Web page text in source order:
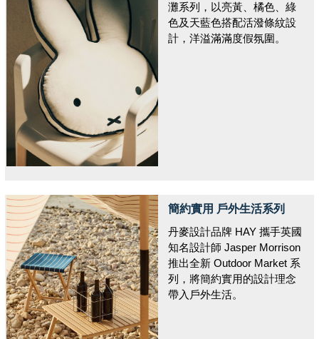
灘系列，以亮黃、橘色、綠
色及天藍色搭配活潑條紋設
計，洋溢滿滿度假氛圍。
簡約實用 戶外生活系列
丹麥設計品牌 HAY 攜手英國
知名設計師 Jasper Morrison
推出全新 Outdoor Market 系
列，將簡約實用的設計理念
帶入戶外生活。